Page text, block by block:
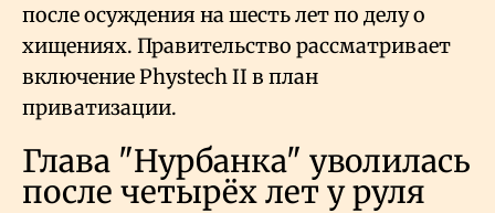
после осуждения на шесть лет по делу о
хищениях. Правительство рассматривает
включение Phystech II в план
приватизации.
Глава "Нурбанка" уволилась
после четырёх лет у руля